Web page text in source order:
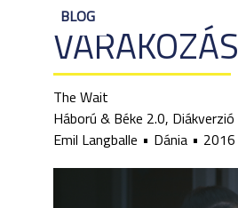
VÁRAKOZÁS
The Wait
Háború & Béke 2.0, Diákverzió
Emil Langballe
Dánia 2016
BLOG